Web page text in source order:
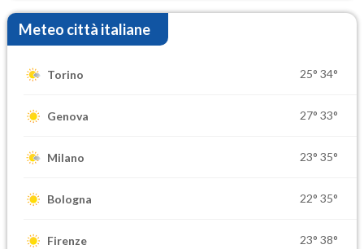
Meteo città italiane
Torino 25° 34°
Genova 27° 33°
Milano 23° 35°
Bologna 22° 35°
Firenze 23° 38°